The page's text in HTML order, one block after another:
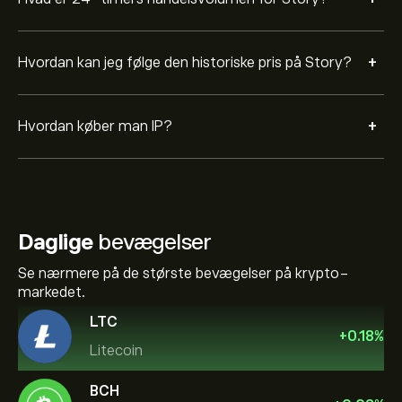
Hvordan kan jeg følge den historiske pris på Story? +
Hvordan køber man IP? +
Dagligebevægelser
Se nærmere på de største bevægelser på krypto-
markedet.
LTC
Litecoin
+0.18%
BCH